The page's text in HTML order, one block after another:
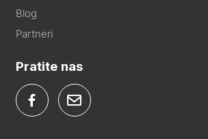
Blog
Partneri
Pratite nas